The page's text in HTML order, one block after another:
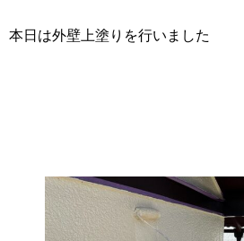
本日は外壁上塗りを行いました